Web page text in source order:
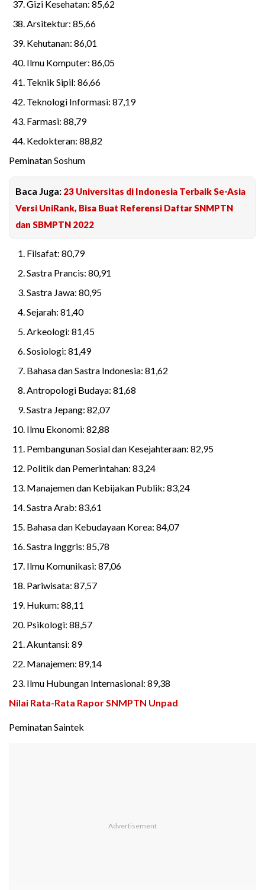
Gizi Kesehatan: 85,62
Arsitektur: 85,66
Kehutanan: 86,01
Ilmu Komputer: 86,05
Teknik Sipil: 86,66
Teknologi Informasi: 87,19
Farmasi: 88,79
Kedokteran: 88,82
Peminatan Soshum
Baca Juga: 23 Universitas di Indonesia Terbaik Se-Asia
Versi UniRank, Bisa Buat Referensi Daftar SNMPTN
dan SBMPTN 2022
Filsafat: 80,79
Sastra Prancis: 80,91
Sastra Jawa: 80,95
Sejarah: 81,40
Arkeologi: 81,45
Sosiologi: 81,49
Bahasa dan Sastra Indonesia: 81,62
Antropologi Budaya: 81,68
Sastra Jepang: 82,07
Ilmu Ekonomi: 82,88
Pembangunan Sosial dan Kesejahteraan: 82,95
Politik dan Pemerintahan: 83,24
Manajemen dan Kebijakan Publik: 83,24
Sastra Arab: 83,61
Bahasa dan Kebudayaan Korea: 84,07
Sastra Inggris: 85,78
Ilmu Komunikasi: 87,06
Pariwisata: 87,57
Hukum: 88,11
Psikologi: 88,57
Akuntansi: 89
Manajemen: 89,14
Ilmu Hubungan Internasional: 89,38
Nilai Rata-Rata Rapor SNMPTN Unpad
Peminatan Saintek